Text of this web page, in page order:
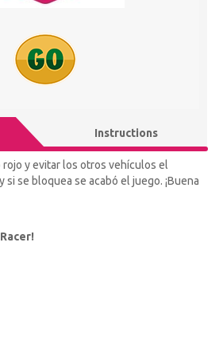
Instructions
y evitar los otros vehículos el
si se bloquea se acabó el juego. ¡Buena